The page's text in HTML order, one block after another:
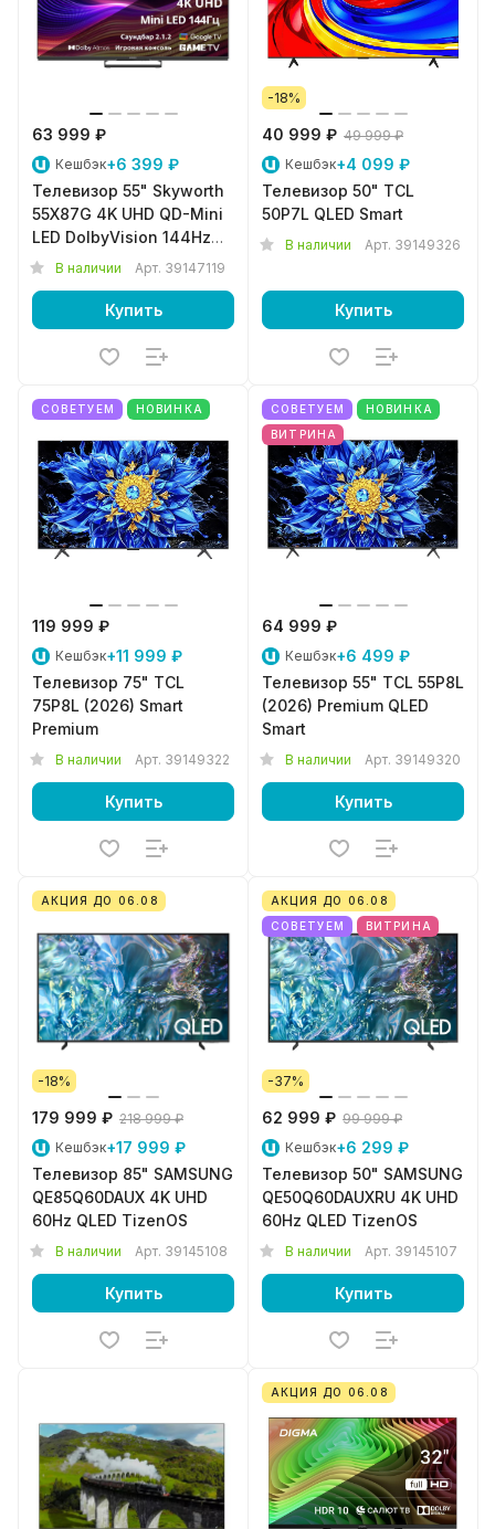
63 999 ₽
Кешбэк+6 399 ₽
Телевизор 55" Skyworth
55X87G 4K UHD QD-Mini
LED DolbyVision 144Hz
GoogleTV
В наличии Арт. 39147119
Купить
-18%
40 999 ₽ 49 999 ₽
Кешбэк+4 099 ₽
Телевизор 50" TCL
50P7L QLED Smart
В наличии Арт. 39149326
Купить
СОВЕТУЕМ НОВИНКА
119 999 ₽
Кешбэк+11 999 ₽
Телевизор 75" TCL
75P8L (2026) Smart
Premium
В наличии Арт. 39149322
Купить
СОВЕТУЕМ
НОВИНКА
ВИТРИНА
64 999 ₽
Кешбэк+6 499 ₽
Телевизор 55" TCL 55P8L
(2026) Premium QLED
Smart
В наличии Арт. 39149320
Купить
АКЦИЯ ДО 06.08
-18%
179 999 ₽ 218 999 ₽
Кешбэк+17 999 ₽
Телевизор 85" SAMSUNG
QE85Q60DAUX 4K UHD
60Hz QLED TizenOS
В наличии Арт. 39145108
Купить
АКЦИЯ ДО 06.08
СОВЕТУЕМ
ВИТРИНА
-37%
62 999 ₽ 99 999 ₽
Кешбэк+6 299 ₽
Телевизор 50" SAMSUNG
QE50Q60DAUXRU 4K UHD
60Hz QLED TizenOS
В наличии Арт. 39145107
Купить
АКЦИЯ ДО 06.08